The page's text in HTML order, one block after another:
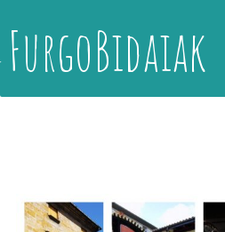
FurgoBidaiak